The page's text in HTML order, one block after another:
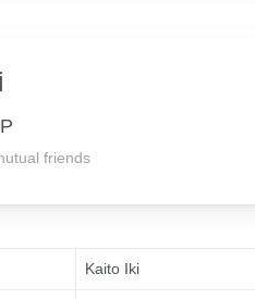
friends
Kaito Iki